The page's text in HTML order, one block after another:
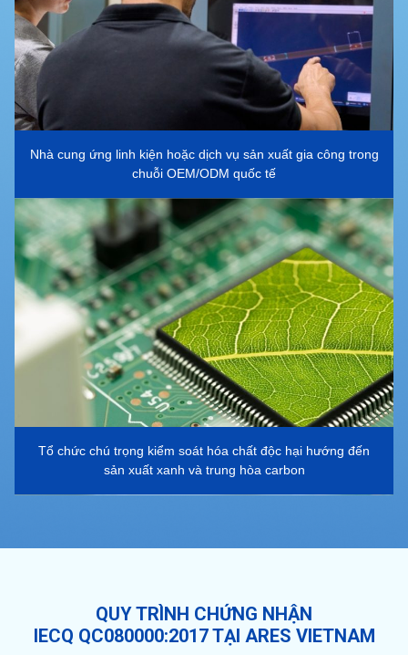
Nhà cung ứng linh kiện hoặc dịch vụ sản xuất gia công trong
chuỗi OEM/ODM quốc tế
Tổ chức chú trọng kiểm soát hóa chất độc hại hướng đến
sản xuất xanh và trung hòa carbon
QUY TRÌNH CHỨNG NHẬN
IECQ QC080000:2017 TẠI ARES VIETNAM